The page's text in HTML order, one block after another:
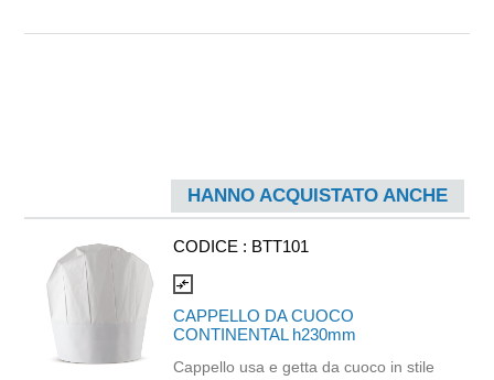
HANNO ACQUISTATO ANCHE
CODICE : BTT101
compare_arrows
CAPPELLO DA CUOCO
CONTINENTAL h230mm
Cappello usa e getta da cuoco in stile